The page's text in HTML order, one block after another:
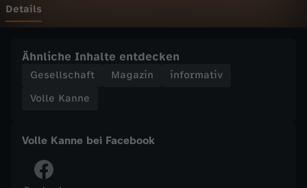
o
s
e
i
Details
Ähnliche Inhalte entdecken
Gesellschaft Magazin
informativ
Volle Kanne
Volle Kanne bei Facebook